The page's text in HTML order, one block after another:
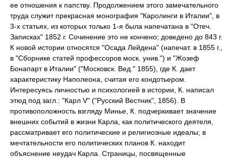
ее отношения к папству. Продолжением этого замечательного
труда служит прекрасная монография "Каролинги в Италии", в
3-х статьях, из которых только 1-я была напечатана в "Отеч.
Записках" 1852 г. Сочинение это не кончено; доведено до 843 г.
К новой истории относятся "Осада Лейдена" (напечат. в 1855 г.,
в "Сборнике статей профессоров моск. унив.") и "Жозеф
Бонапарт в Италии" ("Московск. Вед." 1855), где К. дает
характеристику Наполеона, считая его кондотьером.
Интересуясь личностью и психологией в истории, К. написал
этюд под загл.: "Карл V" ("Русский Вестник", 1856). В
противоположность взгляду Минье, К. подчеркивает значение
внешних событий в жизни Карла, как политического деятеля,
рассматривает его политические и религиозные идеалы; в
мечтательности его политических планов К. находит
объяснение неудач Карла. Страницы, посвященные